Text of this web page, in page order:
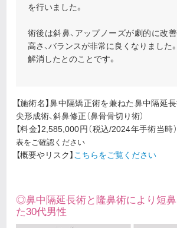
を行いました。
術後は斜鼻、アップノーズが劇的に改善
高さ、バランスが非常に良くなりました
解消したとのことです。
【施術名】鼻中隔矯正術を兼ねた鼻中隔延長
尖形成術、斜鼻修正（鼻骨骨切り術）
【料金】2,585,000円（税込/2024年手術当時）
表をご確認ください
【概要やリスク】こちらをご覧ください
◎鼻中隔延長術と隆鼻術により短鼻
た30代男性